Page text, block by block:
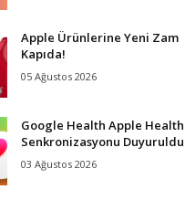
Apple Ürünlerine Yeni Zam
Kapıda!
05 Ağustos 2026
Google Health Apple Health
Senkronizasyonu Duyuruldu
03 Ağustos 2026